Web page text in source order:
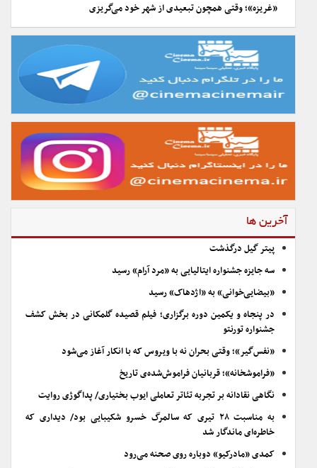
«غریزه»؛ وقتی همچون تبعیدی از شهر خود می‌گریزی
آخرین ها
پیتر گیل درگذشت
سه جایزه جشنواره ایتالیایی به «مرد آرام» رسید
«بیضایی‌خوانی» به «اژدهاک» رسید
در پنجاه و یکمین دوره برگزاری؛ فیلم قصیده گلمکانی در بخش کشف
جشنواره تورنتو
«نفس‌گیر»؛ وقتی بحران نه با ویروس که با انکار آغاز می‌شود
«فراموشخانه»؛ قربانیان فراموش‌شده‌ی تاریخ
نگاهی نقادانه بر تجربه تئاتر تعاملی ایوب بختیاری/ پداگوژی روایت
به مناسبت ۲۸ تیری که سالمرگ خسرو شکیبایی بود/ دیداری که
خاطره‌ای ماندگار شد
کمدی «مادرکیو» دوباره روی صحنه می‌رود